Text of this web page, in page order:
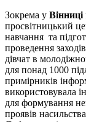
Зокрема у Вінниці
просвітницький
навчання та
проведення
дівчат в
для понад 1000
примірників
використовувала
для формування
проявів